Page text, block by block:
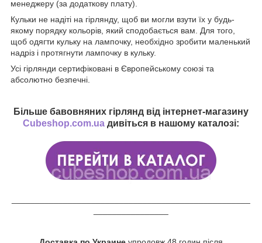
менеджеру (за додаткову плату).
Кульки не надіті на гірлянду, щоб ви могли взути їх у будь-
якому порядку кольорів, який сподобається вам. Для того,
щоб одягти кульку на лампочку, необхідно зробити маленький
надріз і протягнути лампочку в кульку.
Усі гірлянди сертифіковані в Європейському союзі та
абсолютно безпечні.
Більше бавовняних гірлянд від інтернет-магазину
Cubeshop.com.ua дивіться в нашому каталозі: